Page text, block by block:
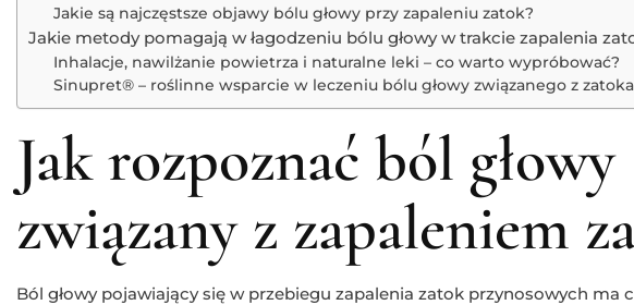
Jakie są najczęstsze objawy bólu głowy przy zapaleniu zatok?
Jakie metody pomagają w łagodzeniu bólu głowy w trakcie zapalenia
Inhalacje, nawilżanie powietrza i naturalne leki – co warto wypróbować?
Sinupret® – roślinne wsparcie w leczeniu bólu głowy związanego z
Jak rozpoznać ból głowy
związany z zapaleniem
Ból głowy pojawiający się w przebiegu zapalenia zatok przynosowych ma